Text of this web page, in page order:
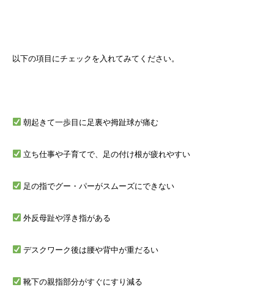
以下の項目にチェックを入れてみてください。
朝起きて一歩目に足裏や拇趾球が痛む
立ち仕事や子育てで、足の付け根が疲れやすい
足の指でグー・パーがスムーズにできない
外反母趾や浮き指がある
デスクワーク後は腰や背中が重だるい
靴下の親指部分がすぐにすり減る